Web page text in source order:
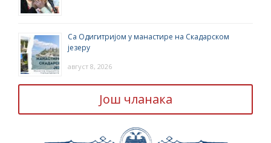
Са Одигитријом у манастире на Скадарском
језеру
август 8, 2026
Још чланака